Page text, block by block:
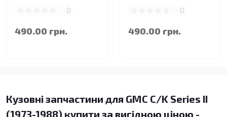
0
490.00 грн.
0
490.00 грн.
Кузовні запчастини для GMC C/K Series II
(1973-1988) купити за вигідною ціною -